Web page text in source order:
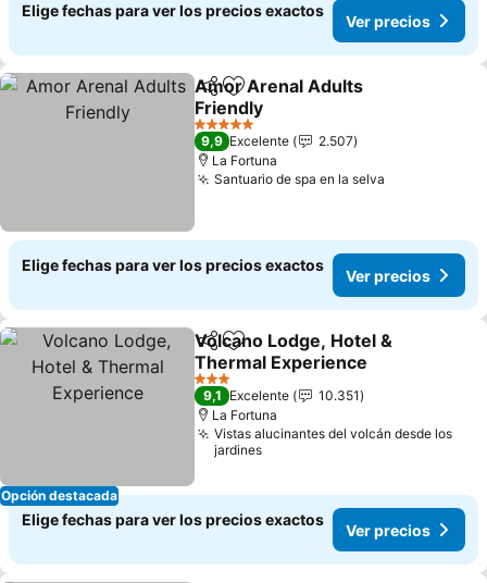
Elige fechas para ver los precios exactos
Ver precios
CompartirAgregar a favoritos
Amor Arenal Adults
Friendly
5 Estrellas
9,9 Excelente
2.507
La Fortuna
Santuario de spa en la selva
Elige fechas para ver los precios exactos
Ver precios
Opción destacada
CompartirAgregar a favoritos
Volcano Lodge, Hotel &
Thermal Experience
3 Estrellas
9,1 Excelente
10.351
La Fortuna
Vistas alucinantes del volcán desde los
jardines
Elige fechas para ver los precios exactos
Ver precios